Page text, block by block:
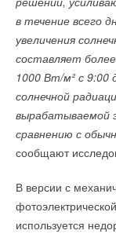
в течение всего
увеличения
составляет
1000 Вт/м² с 9:00
солнечной
вырабатываемой
сравнению с
сообщают
В версии с
используется
словами,
Фасады
Комментарии
В этой теме еще нет
Добавить
НОВОСТИ СОК
→
Коалиция из
EPA
НОВОСТИ СОК
→
Города
климата
НОВОСТИ СОК
→
Впервые на
генерация»
НОВОСТИ СОК